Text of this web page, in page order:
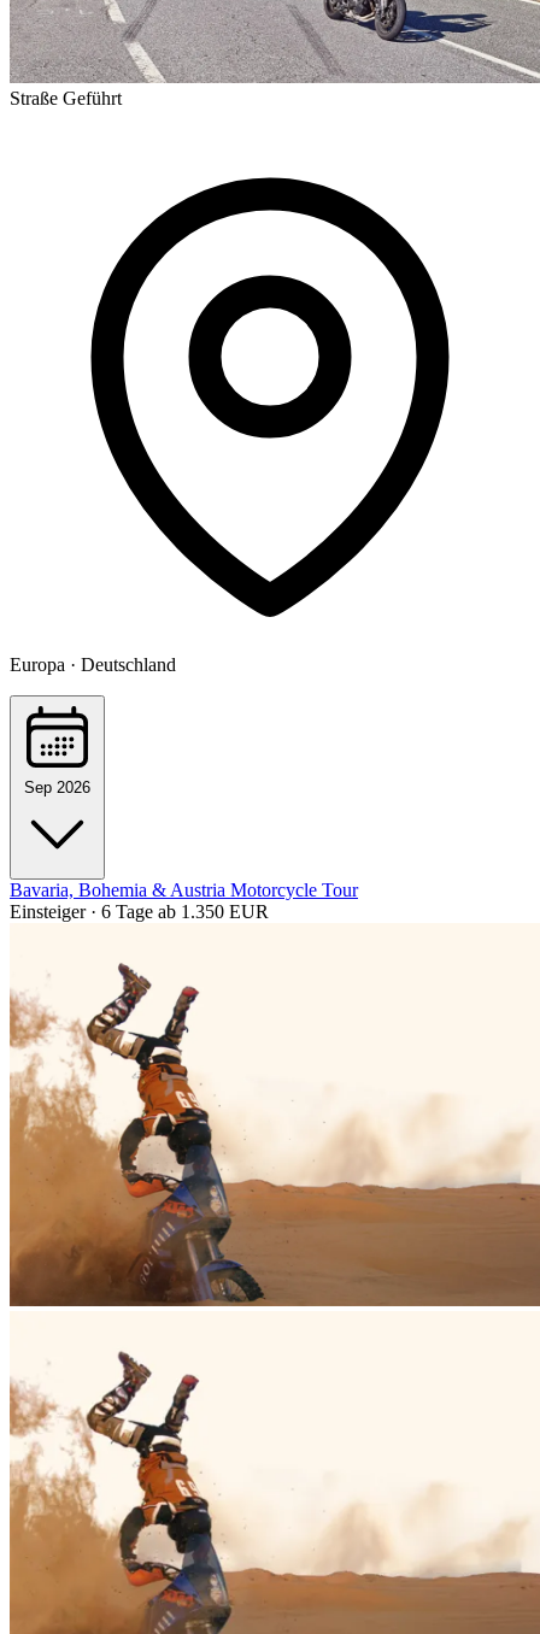
Straße Geführt
Europa · Deutschland
Sep 2026
Bavaria, Bohemia & Austria Motorcycle Tour
Einsteiger · 6 Tage ab 1.350 EUR